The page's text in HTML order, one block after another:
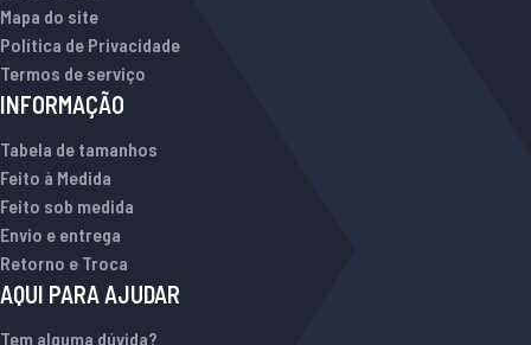
Mapa do site
Política de Privacidade
Termos de serviço
INFORMAÇÃO
Tabela de tamanhos
Feito à Medida
Feito sob medida
Envio e entrega
Retorno e Troca
AQUI PARA AJUDAR
Tem alguma dúvida?